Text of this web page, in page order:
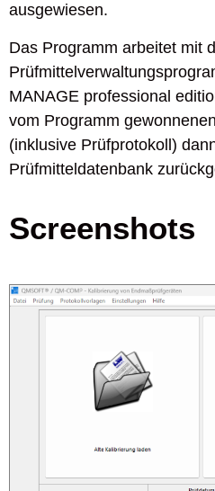
ausgewiesen.
Das Programm arbeitet mit
MANAGE professional
vom Programm
(inklusive Prüfprotokoll)
Prüfmitteldatenbank
Screenshots